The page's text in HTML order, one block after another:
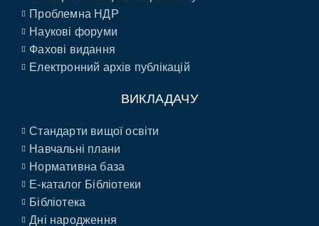
Проблемна НДР
Наукові форуми
Фахові видання
Електронний архів публікацій
ВИКЛАДАЧУ
Стандарти вищої освіти
Навчальні плани
Нормативна база
E-каталог Бібліотеки
Бібліотека
Дні народження